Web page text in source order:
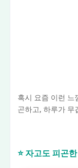
혹시 요즘 이런 느
곤하고, 하루가 무
⭐ 자고도 피곤